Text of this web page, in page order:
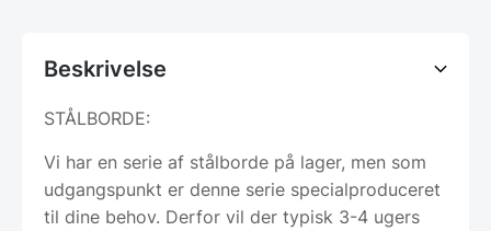
Beskrivelse
STÅLBORDE:
Vi har en serie af stålborde på lager, men som
udgangspunkt er denne serie specialproduceret
til dine behov. Derfor vil der typisk 3-4 ugers